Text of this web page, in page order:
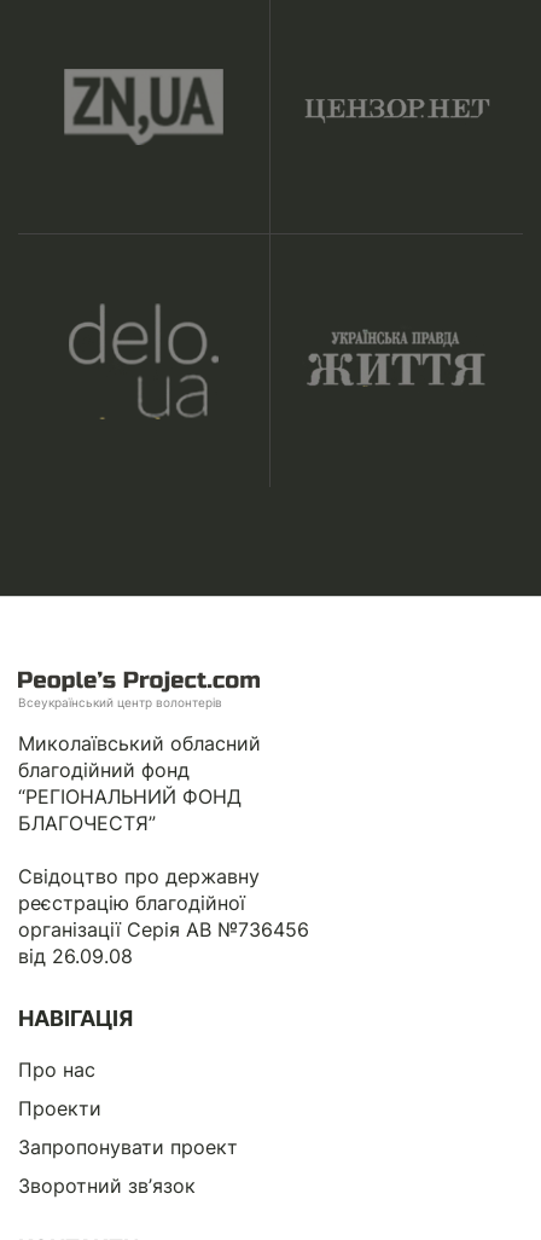
Всеукраїнський центр волонтерів
Миколаївський обласний
благодійний фонд
“РЕГІОНАЛЬНИЙ ФОНД
БЛАГОЧЕСТЯ”
Свідоцтво про державну
реєстрацію благодійної
організації Серія АВ №736456
від 26.09.08
НАВІГАЦІЯ
Про нас
Проекти
Запропонувати проект
Зворотний зв’язок